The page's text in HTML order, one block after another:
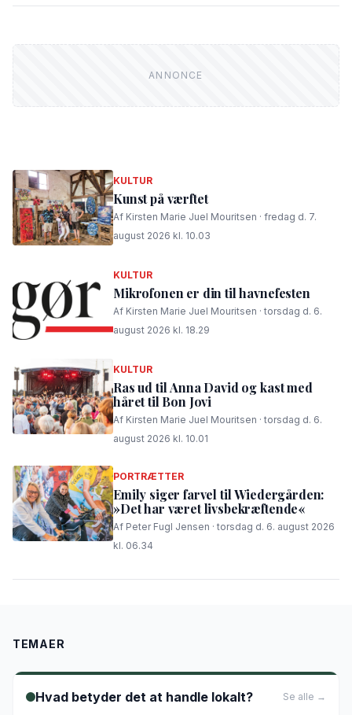
KULTUR
Kunst på værftet
Af Kirsten Marie Juel Mouritsen · fredag d. 7.
august 2026 kl. 10.03
KULTUR
Mikrofonen er din til havnefesten
Af Kirsten Marie Juel Mouritsen · torsdag d. 6.
august 2026 kl. 18.29
KULTUR
Ras ud til Anna David og kast med
håret til Bon Jovi
Af Kirsten Marie Juel Mouritsen · torsdag d. 6.
august 2026 kl. 10.01
PORTRÆTTER
Emily siger farvel til Wiedergården:
»Det har været livsbekræftende«
Af Peter Fugl Jensen · torsdag d. 6. august 2026
kl. 06.34
TEMAER
Hvad betyder det at handle lokalt? Se alle →